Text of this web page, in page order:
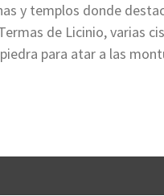
y templos donde
de Licinio, varias
para atar a las